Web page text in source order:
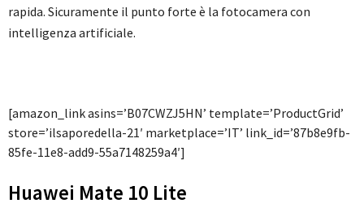
rapida. Sicuramente il punto forte è la fotocamera con
intelligenza artificiale.
[amazon_link asins=’B07CWZJ5HN’ template=’ProductGrid’
store=’ilsaporedella-21′ marketplace=’IT’ link_id=’87b8e9fb-
85fe-11e8-add9-55a7148259a4′]
Huawei Mate 10 Lite